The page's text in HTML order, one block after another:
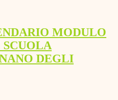
MODULO
DEGLI